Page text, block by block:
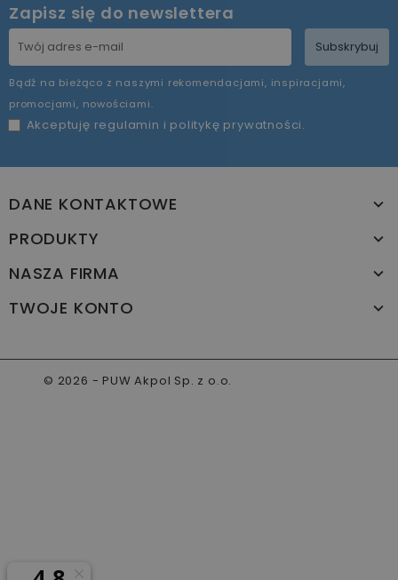
Zapisz się do newslettera
Subskrybuj
Bądź na bieżąco z naszymi rekomendacjami, inspiracjami,
promocjami, nowościami.
Akceptuję regulamin i politykę prywatności.
DANE KONTAKTOWE
PRODUKTY
NASZA FIRMA
TWOJE KONTO
© 2026 - PUW Akpol Sp. z o.o.